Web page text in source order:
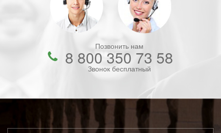
Позвонить нам
8 800 350 73 58
Звонок бесплатный